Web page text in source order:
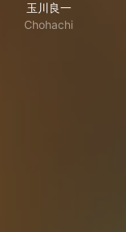
玉川良一
Chohachi